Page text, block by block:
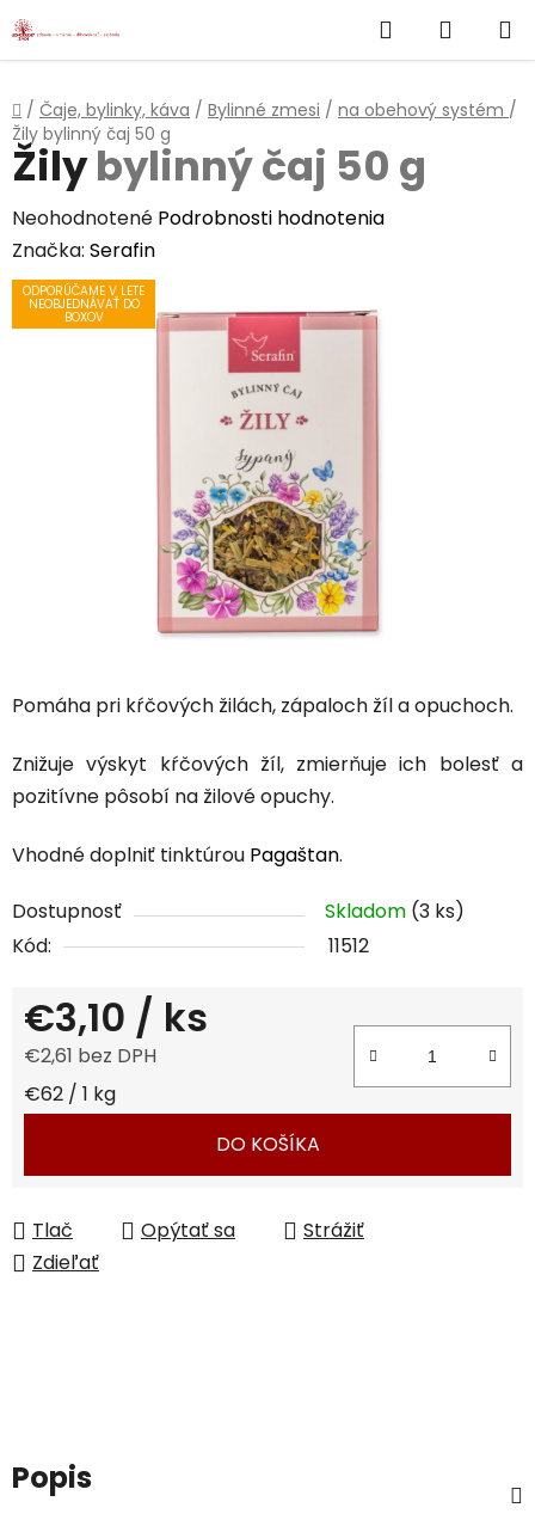
Prejsť
na
Hľadať
KOŠÍK
Domov
/ Čaje, bylinky, káva / Bylinné zmesi / na obehový systém /
Žily bylinný čaj 50 g
Pomáha pri kŕčových žilách, zápaloch žíl a opuchoch.
Znižuje výskyt kŕčových žíl, zmierňuje ich bolesť a
pozitívne pôsobí na žilové opuchy.
Vhodné doplniť tinktúrou Pagaštan.
Dostupnosť Skladom (3 ks)
Kód:
11512
€3,10 / ks
€2,61 bez DPH
Jednotková cena:
€62 / 1 kg
DO KOŠÍKA
Tlač Opýtať sa
Strážiť
Zdieľať
Žilybylinný čaj 50 g
Priemerné
hodnotenie
produktu
Neohodnotené Podrobnosti hodnotenia
Značka: Serafin
ODPORÚČAME V LETE
NEOBJEDNÁVAŤ DO
BOXOV
Popis